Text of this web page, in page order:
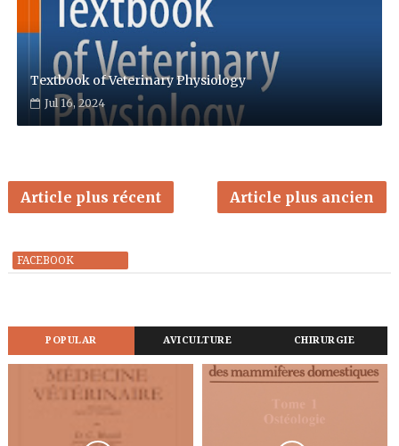
Textbook of Veterinary Physiology
Jul 16, 2024
Article plus récent Article plus ancien
FACEBOOK
POPULAR AVICULTURE CHIRURGIE